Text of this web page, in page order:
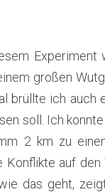
Experiment
großen
brüllte ich auch
soll. Ich
2 km zu
Konflikte auf
das geht,